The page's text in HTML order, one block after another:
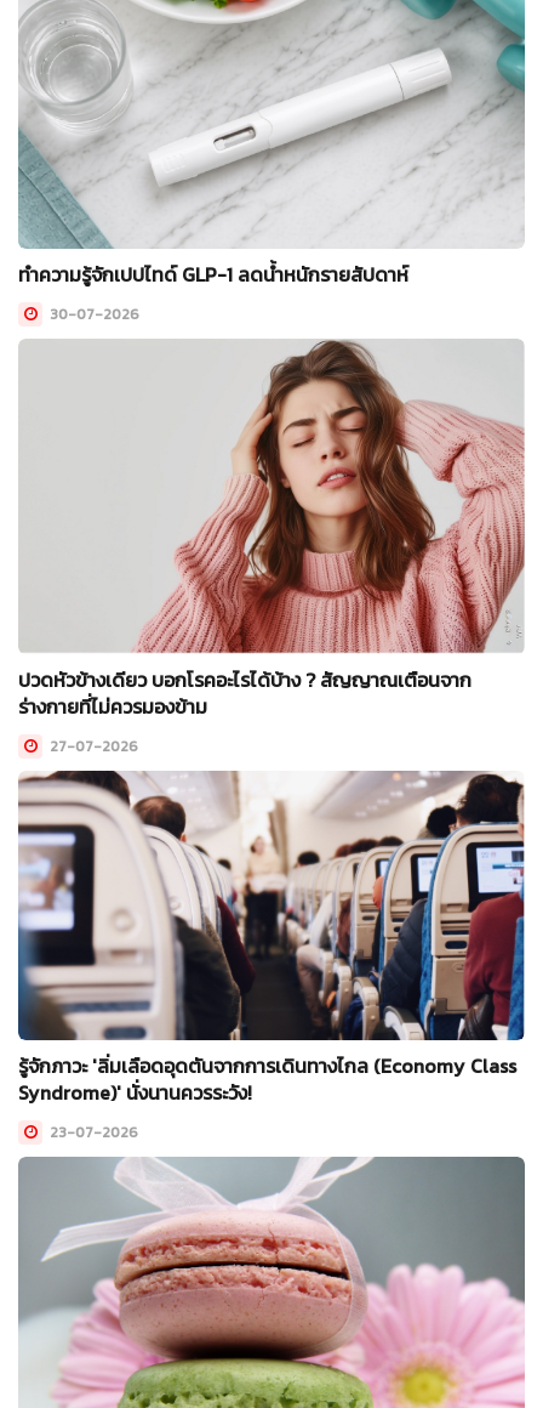
ทำความรู้จักเปปไทด์ GLP-1 ลดน้ำหนักรายสัปดาห์
30-07-2026
ปวดหัวข้างเดียว บอกโรคอะไรได้บ้าง ? สัญญาณเตือนจาก
ร่างกายที่ไม่ควรมองข้าม
27-07-2026
รู้จักภาวะ 'ลิ่มเลือดอุดตันจากการเดินทางไกล (Economy Class
Syndrome)' นั่งนานควรระวัง!
23-07-2026